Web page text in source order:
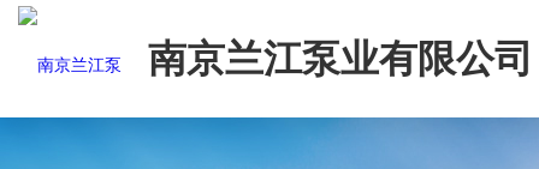
南京兰江泵业有限公司